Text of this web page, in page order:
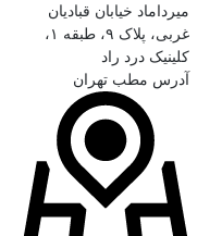
میرداماد خیابان قبادیان
غربی، پلاک ۹، طبقه ۱،
کلینیک درد راد
آدرس مطب تهران